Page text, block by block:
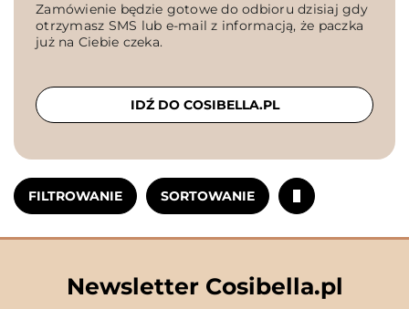
FILTROWANIE SORTOWANIE
Zamówienie będzie gotowe do odbioru dzisiaj gdy
otrzymasz SMS lub e-mail z informacją, że paczka
już na Ciebie czeka.
IDŹ DO COSIBELLA.PL
Newsletter Cosibella.pl